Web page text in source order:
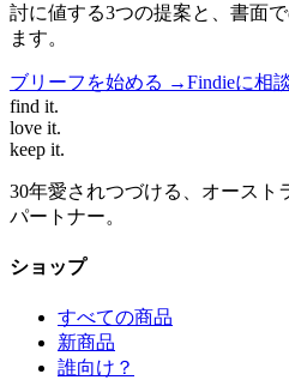
討に値する3つの提案と、書面
ます。
ブリーフを始める →Findieに相
find it.
love it.
keep it.
30年愛されつづける、オースト
パートナー。
ショップ
すべての商品
新商品
誰向け？